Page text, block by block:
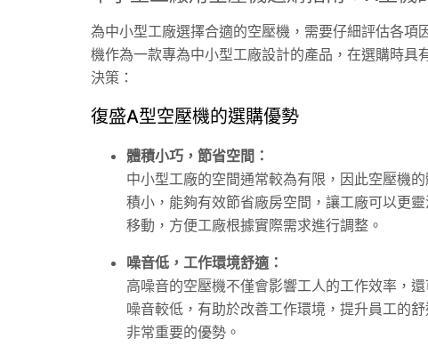
為中小型工廠選擇合適的空壓機，需要仔細評估各項
機作為一款專為中小型工廠設計的產品，在選購時
決策：
復盛A型空壓機的選購優勢
體積小巧，節省空間：
中小型工廠的空間通常較為有限，因此空壓機
積小，能夠有效節省廠房空間，讓工廠可以更
移動，方便工廠根據實際需求進行調整。
噪音低，工作環境舒適：
高噪音的空壓機不僅會影響工人的工作效率，
噪音較低，有助於改善工作環境，提升員工的
非常重要的優勢。